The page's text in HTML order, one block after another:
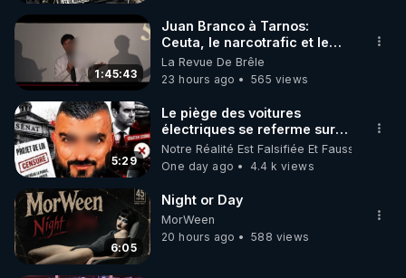
1:45:43
Juan Branco à Tarnos:
Ceuta, le narcotrafic et le
pouvoir en France
La Revue De Brêle
23 hours ago
565 views
5:29
Le piège des voitures
électriques se referme sur
les usagers !
Notre Réalité Est Falsifiée Et Fausse
One day ago
4.4 k views
6:05
Night or Day
MorWeen
20 hours ago
588 views